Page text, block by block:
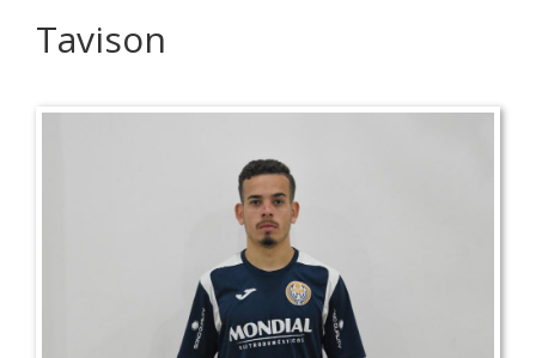
Tavison